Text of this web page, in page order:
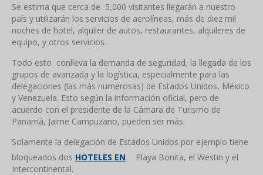
Se estima que cerca de 5,000 visitantes llegarán a nuestro
país y utilizarán los servicios de aerolíneas, más de diez mil
noches de hotel, alquiler de autos, restaurantes, alquileres de
equipo, y otros servicios.
Todo esto conlleva la demanda de seguridad, la llegada de los
grupos de avanzada y la logística, especialmente para las
delegaciones (las más numerosas) de Estados Unidos, México
y Venezuela. Esto según la información oficial, pero de
acuerdo con el presidente de la Cámara de Turismo de
Panamá, Jaime Campuzano, pueden ser más.
Solamente la delegación de Estados Unidos por ejemplo tiene
bloqueados dos HOTELES EN
Playa Bonita, el Westin y el
Intercontinental.